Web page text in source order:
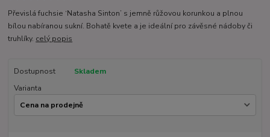
Převislá fuchsie ‘Natasha Sinton’ s jemně růžovou korunkou a plnou
bílou nabíranou sukní. Bohatě kvete a je ideální pro závěsné nádoby či
truhlíky. celý popis
Dostupnost
Skladem
Varianta